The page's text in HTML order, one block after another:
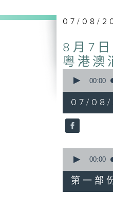
07/08/
8月7
粵港澳
seconds
hour,
37
minutes,
51
90%
00:00
07/
seconds
50
minutes,
50
00:00
第一